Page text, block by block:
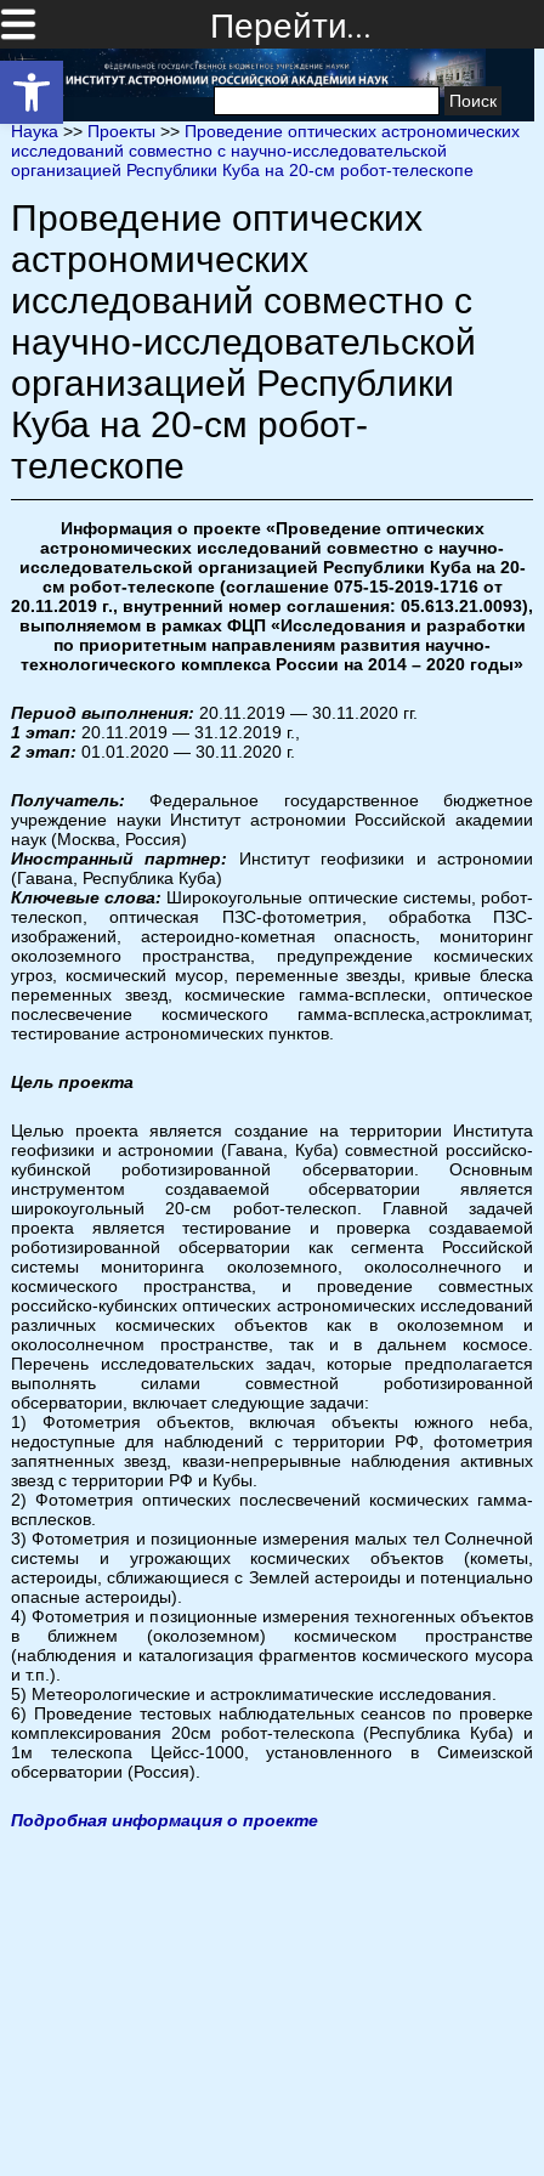
Открыть панель инструментов
Перейти…
Найти:
Наука >> Проекты >> Проведение оптических астрономических
исследований совместно с научно-исследовательской
организацией Республики Куба на 20-см робот-телескопе
Проведение оптических
астрономических
исследований совместно с
научно-исследовательской
организацией Республики
Куба на 20-см робот-
телескопе
Информация о проекте «Проведение оптических
астрономических исследований совместно с научно-
исследовательской организацией Республики Куба на 20-
см робот-телескопе (соглашение 075-15-2019-1716 от
20.11.2019 г., внутренний номер соглашения: 05.613.21.0093),
выполняемом в рамках ФЦП «Исследования и разработки
по приоритетным направлениям развития научно-
технологического комплекса России на 2014 – 2020 годы»
Период выполнения: 20.11.2019 — 30.11.2020 гг.
1 этап: 20.11.2019 — 31.12.2019 г.,
2 этап: 01.01.2020 — 30.11.2020 г.
Получатель:
Федеральное государственное бюджетное
учреждение науки Институт астрономии Российской академии
наук (Москва, Россия)
Иностранный партнер:
Институт геофизики и астрономии
(Гавана, Республика Куба)
Ключевые слова: Широкоугольные оптические системы, робот-
телескоп, оптическая ПЗС-фотометрия, обработка ПЗС-
изображений, астероидно-кометная опасность, мониторинг
околоземного пространства, предупреждение космических
угроз, космический мусор, переменные звезды, кривые блеска
переменных звезд, космические гамма-всплески, оптическое
послесвечение космического гамма-всплеска,астроклимат,
тестирование астрономических пунктов.
Цель проекта
Целью проекта является создание на территории Института
геофизики и астрономии (Гавана, Куба) совместной российско-
кубинской роботизированной обсерватории. Основным
инструментом создаваемой обсерватории является
широкоугольный 20-см робот-телескоп. Главной задачей
проекта является тестирование и проверка создаваемой
роботизированной обсерватории как сегмента Российской
системы мониторинга околоземного, околосолнечного и
космического пространства, и проведение совместных
российско-кубинских оптических астрономических исследований
различных космических объектов как в околоземном и
околосолнечном пространстве, так и в дальнем космосе.
Перечень исследовательских задач, которые предполагается
выполнять силами совместной роботизированной
обсерватории, включает следующие задачи:
1) Фотометрия объектов, включая объекты южного неба,
недоступные для наблюдений с территории РФ, фотометрия
запятненных звезд, квази-непрерывные наблюдения активных
звезд с территории РФ и Кубы.
2) Фотометрия оптических послесвечений космических гамма-
всплесков.
3) Фотометрия и позиционные измерения малых тел Солнечной
системы и угрожающих космических объектов (кометы,
астероиды, сближающиеся с Землей астероиды и потенциально
опасные астероиды).
4) Фотометрия и позиционные измерения техногенных объектов
в ближнем (околоземном) космическом пространстве
(наблюдения и каталогизация фрагментов космического мусора
и т.п.).
5) Метеорологические и астроклиматические исследования.
6) Проведение тестовых наблюдательных сеансов по проверке
комплексирования 20см робот-телескопа (Республика Куба) и
1м телескопа Цейсс-1000, установленного в Симеизской
обсерватории (Россия).
Подробная информация о проекте